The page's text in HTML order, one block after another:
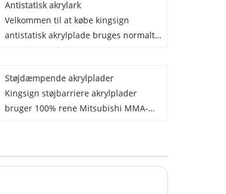
Antistatisk akrylark
Velkommen til at købe kingsign
antistatisk akrylplade bruges normalt
har 106-108â „¦ overflademodstand, og
lang tid antistatisk, brandhæmmende
og god lysoverførsel.
Støjdæmpende akrylplader
Kingsign støjbarriere akrylplader
bruger 100% rene Mitsubishi MMA-
akrylplader med støjskærm